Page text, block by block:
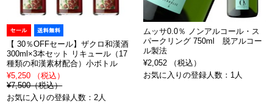
【 30％OFFセール】ザクロ和漢酒
300ml×3本セット リキュール（17
種類の和漢素材配合）小ボトル
¥5,250 （税込）
¥7,500（税込）
お気に入りの登録人数：2人
ムッサ0.0％ ノンアルコール・ス
パークリング 750ml 脱アルコー
ル製法
¥2,052 （税込）
お気に入りの登録人数：1人